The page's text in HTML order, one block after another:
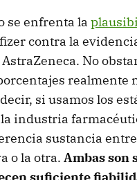
se enfrenta la
contra la
No
realmente
si usamos los
industria
sustancia
o la otra. Ambas son